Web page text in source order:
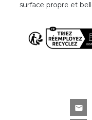
surface propre et